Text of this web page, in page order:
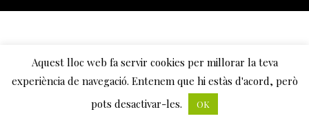
Aquest lloc web fa servir cookies per millorar la teva
experiència de navegació. Entenem que hi estàs d'acord, però
pots desactivar-les.
OK